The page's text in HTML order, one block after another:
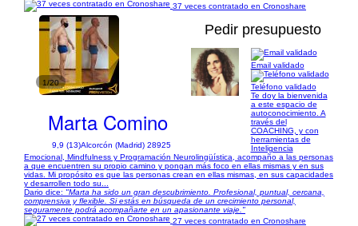
37 veces contratado en Cronoshare
1/20
Pedir presupuesto
Marta Comino
9,9 (13)Alcorcón (Madrid) 28925
Email validado
Teléfono validado
Te doy la bienvenida
a este espacio de
autoconocimiento. A
través del
COACHING, y con
herramientas de
Inteligencia
Emocional, Mindfulness y Programación Neurolingüística, acompaño a las personas
a que encuentren su propio camino y pongan más foco en ellas mismas y en sus
vidas. Mi propósito es que las personas crean en ellas mismas, en sus capacidades
y desarrollen todo su...
Dario dice: "Marta ha sido un gran descubrimiento. Profesional, puntual, cercana,
comprensiva y flexible. Si estás en búsqueda de un crecimiento personal,
seguramente podrá acompañarte en un apasionante viaje."
27 veces contratado en Cronoshare